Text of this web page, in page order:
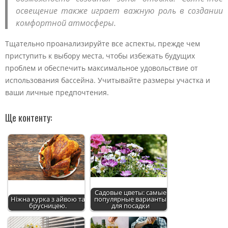
освещение также играет важную роль в создании
комфортной атмосферы.
Тщательно проанализируйте все аспекты, прежде чем
приступить к выбору места, чтобы избежать будущих
проблем и обеспечить максимальное удовольствие от
использования бассейна. Учитывайте размеры участка и
ваши личные предпочтения.
Ще контенту:
Ніжна курка з айвою та
брусницею.
Садовые цветы: самые
популярные варианты
для посадки